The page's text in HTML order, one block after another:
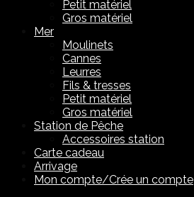
Petit matériel
Gros matériel
Mer
Moulinets
Cannes
Leurres
Fils & tresses
Petit matériel
Gros matériel
Station de Pêche
Accessoires station
Carte cadeau
Arrivage
Mon compte/Crée un compte